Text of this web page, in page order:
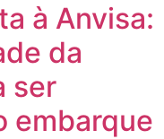
à Anvisa:
da
ser
embarque